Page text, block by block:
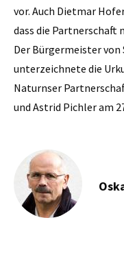
vor. Auch Dietmar
dass die Partnerschaft
Der Bürgermeister
unterzeichnete die
Naturnser
und Astrid Pichler am